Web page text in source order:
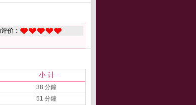
价 :
小 计
38 分鐘
51 分鐘